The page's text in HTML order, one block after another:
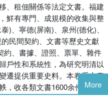
、租佃關係等法定文書。福建
鮮有專門、成規模的收集與整
)、寧德(屏南)、泉州(德化)、
民間契約、文書等歷史文獻
約、書據、證照、票單、雜件
戶性和系統性，為研究明清以
遷提供重要史料。本卷系永泰
，收各類文書1600余件。More